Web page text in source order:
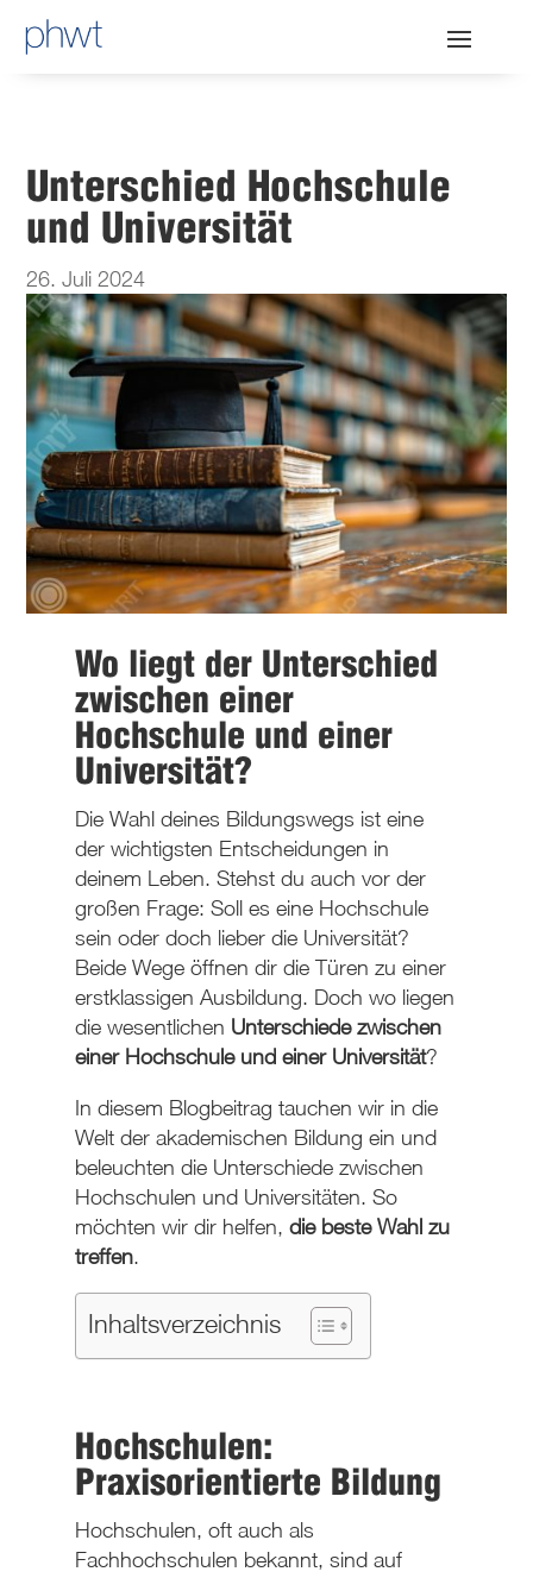
Unterschied Hochschule
und Universität
26. Juli 2024
Wo liegt der Unterschied
zwischen einer
Hochschule und einer
Universität?
Die Wahl deines Bildungswegs ist eine
der wichtigsten Entscheidungen in
deinem Leben. Stehst du auch vor der
großen Frage: Soll es eine Hochschule
sein oder doch lieber die Universität?
Beide Wege öffnen dir die Türen zu einer
erstklassigen Ausbildung. Doch wo liegen
die wesentlichen Unterschiede zwischen
einer Hochschule und einer Universität?
In diesem Blogbeitrag tauchen wir in die
Welt der akademischen Bildung ein und
beleuchten die Unterschiede zwischen
Hochschulen und Universitäten. So
möchten wir dir helfen, die beste Wahl zu
treffen.
Inhaltsverzeichnis
Hochschulen:
Praxisorientierte Bildung
Hochschulen, oft auch als
Fachhochschulen bekannt, sind auf